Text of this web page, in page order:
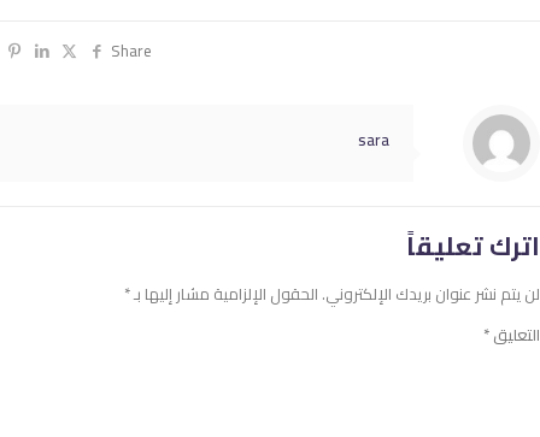
Share
sara
اترك تعليقاً
لن يتم نشر عنوان بريدك الإلكتروني. الحقول الإلزامية مشار إليها بـ*
التعليق*